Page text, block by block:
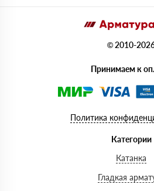
© 2010-
Принимаем к
Политика
Категории
Катанка
Гладкая